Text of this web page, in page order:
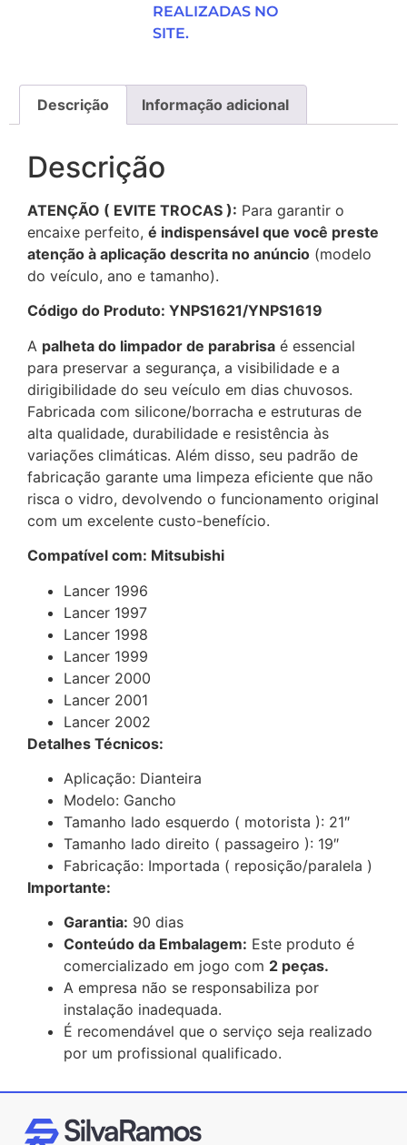
REALIZADAS NO
SITE.
Descrição Informação adicional
Descrição
ATENÇÃO ( EVITE TROCAS ): Para garantir o
encaixe perfeito, é indispensável que você preste
atenção à aplicação descrita no anúncio (modelo
do veículo, ano e tamanho).
Código do Produto: YNPS1621/YNPS1619
A palheta do limpador de parabrisa é essencial
para preservar a segurança, a visibilidade e a
dirigibilidade do seu veículo em dias chuvosos.
Fabricada com silicone/borracha e estruturas de
alta qualidade, durabilidade e resistência às
variações climáticas. Além disso, seu padrão de
fabricação garante uma limpeza eficiente que não
risca o vidro, devolvendo o funcionamento original
com um excelente custo-benefício.
Compatível com: Mitsubishi
Lancer 1996
Lancer 1997
Lancer 1998
Lancer 1999
Lancer 2000
Lancer 2001
Lancer 2002
Detalhes Técnicos:
Aplicação: Dianteira
Modelo: Gancho
Tamanho lado esquerdo ( motorista ): 21″
Tamanho lado direito ( passageiro ): 19″
Fabricação: Importada ( reposição/paralela )
Importante:
Garantia: 90 dias
Conteúdo da Embalagem: Este produto é
comercializado em jogo com 2 peças.
A empresa não se responsabiliza por
instalação inadequada.
É recomendável que o serviço seja realizado
por um profissional qualificado.